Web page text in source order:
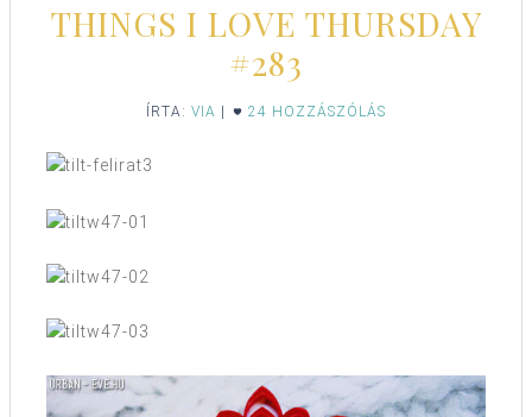
THINGS I LOVE THURSDAY
#283
ÍRTA: VIA 24 HOZZÁSZÓLÁS